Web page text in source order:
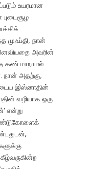
உயரமான
முஃப்தி, நான்
அவரின்
கண் மாறாமல்
நான் அதற்கு,
இஸ்னாதின்
வழியாக ஒரு
என்று